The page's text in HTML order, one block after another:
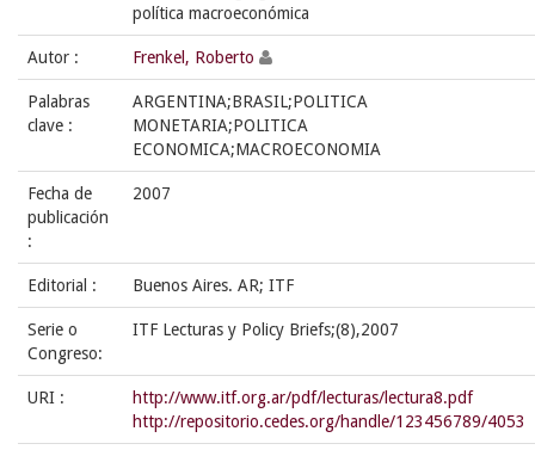
política macroeconómica
Autor : Frenkel, Roberto
Palabras
clave :
ARGENTINA;BRASIL;POLITICA
MONETARIA;POLITICA
ECONOMICA;MACROECONOMIA
Fecha de
publicación
:
2007
Editorial : Buenos Aires. AR; ITF
Serie o
Congreso:
ITF Lecturas y Policy Briefs;(8),2007
URI :
http://www.itf.org.ar/pdf/lecturas/lectura8.pdf
http://repositorio.cedes.org/handle/123456789/4053